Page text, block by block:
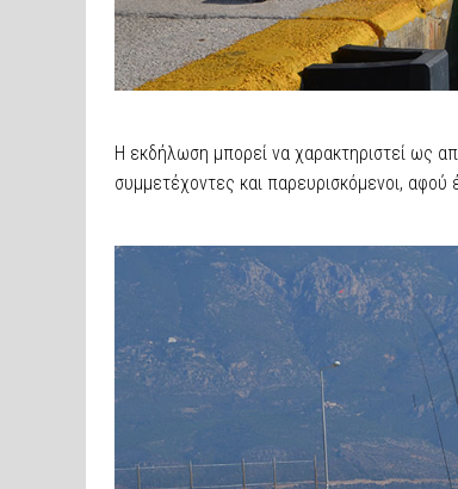
Η εκδήλωση μπορεί να χαρακτηριστεί ως
συμμετέχοντες και παρευρισκόμενοι, αφού